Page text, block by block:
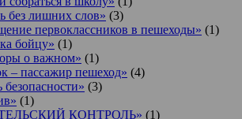
без лишних слов» (3)
первоклассников в пешеходы» (1)
бойцу» (1)
о важном» (1)
– пассажир пешеход» (4)
безопасности» (3)
(1)
КОНТРОЛЬ» (1)